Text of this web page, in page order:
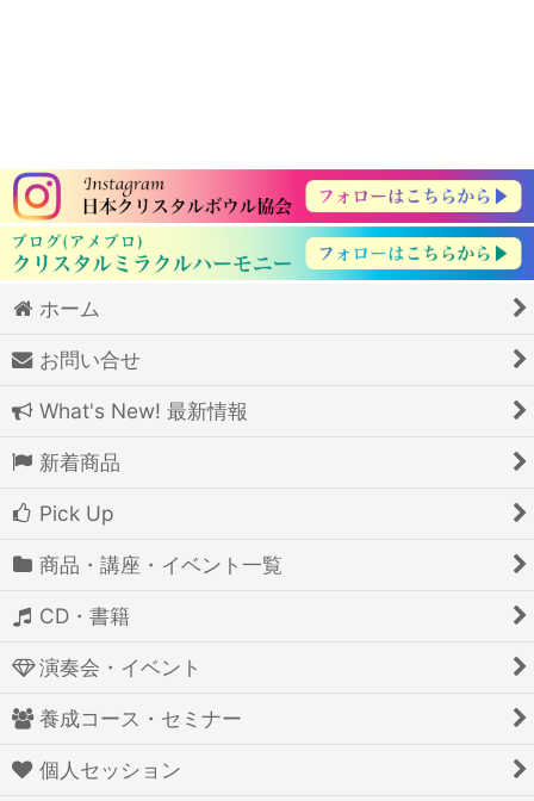
ホーム
お問い合せ
What's New! 最新情報
新着商品
Pick Up
商品・講座・イベント一覧
CD・書籍
演奏会・イベント
養成コース・セミナー
個人セッション